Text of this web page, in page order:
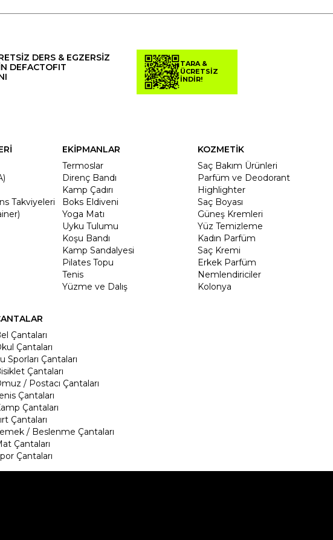
DERS & EGZERSİZ
DEFACTOFIT
TARA &
ÜCRETSİZ
İNDİR!
Takviyeleri
EKİPMANLAR
Termoslar
Direnç Bandı
Kamp Çadırı
Boks Eldiveni
Yoga Matı
Uyku Tulumu
Koşu Bandı
Kamp Sandalyesi
Pilates Topu
Tenis
Yüzme ve Dalış
KOZMETİK
Saç Bakım Ürünleri
Parfüm ve Deodorant
Highlighter
Saç Boyası
Güneş Kremleri
Yüz Temizleme
Kadın Parfüm
Saç Kremi
Erkek Parfüm
Nemlendiriciler
Kolonya
Çantaları
Çantaları
Sporları Çantaları
Çantaları
/ Postacı Çantaları
Çantaları
Çantaları
Çantaları
/ Beslenme Çantaları
Çantaları
Çantaları